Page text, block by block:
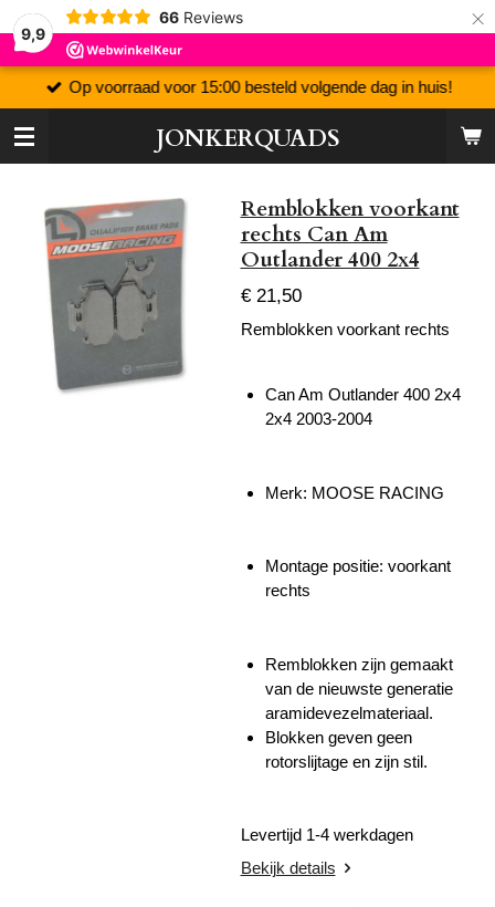
9,9
66 Reviews ×
JONKERQUADS
Op voorraad voor 15:00 besteld volgende dag in huis!
Remblokken voorkant
rechts Can Am
Outlander 400 2x4
€ 21,50
Remblokken voorkant rechts
Can Am Outlander 400 2x4
2x4 2003-2004
Merk: MOOSE RACING
Montage positie: voorkant
rechts
Remblokken zijn gemaakt
van de nieuwste generatie
aramidevezelmateriaal.
Blokken geven geen
rotorslijtage en zijn stil.
Levertijd 1-4 werkdagen
Bekijk details